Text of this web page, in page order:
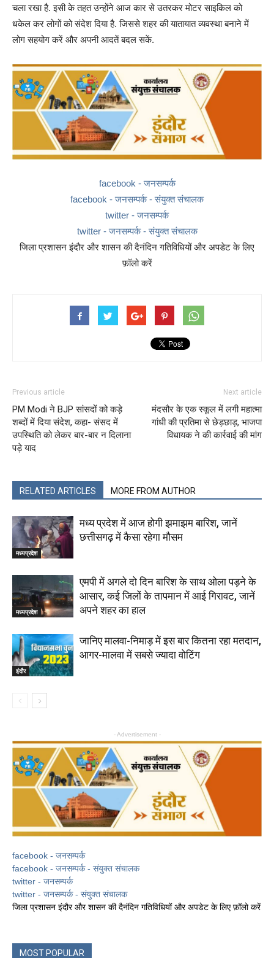
चला रखा है. इसी के तहत उन्होंने आज कार से उतरकर मोटर साइकिल को
धकेल कर लोगों को संदेश दिया है. जिससे शहर की यातायात व्यवस्था बनाने में
लोग सहयोग करें और अपनी आदतें बदल सकें.
facebook - जनसम्पर्क
facebook - जनसम्पर्क - संयुक्त संचालक
twitter - जनसम्पर्क
twitter - जनसम्पर्क - संयुक्त संचालक
जिला प्रशासन इंदौर और शासन की दैनंदिन गतिविधियों और अपडेट के लिए
फ़ॉलो करें
Previous article
PM Modi ने BJP सांसदों को कड़े
शब्दों में दिया संदेश, कहा- संसद में
उपस्थिति को लेकर बार-बार न दिलाना
पड़े याद
Next article
मंदसौर के एक स्कूल में लगी महात्मा
गांधी की प्रतिमा से छेड़छाड़, भाजपा
विधायक ने की कार्रवाई की मांग
RELATED ARTICLES MORE FROM AUTHOR
मध्यप्रदेश
मध्य प्रदेश में आज होगी झमाझम बारिश, जानें
छत्तीसगढ़ में कैसा रहेगा मौसम
मध्यप्रदेश
एमपी में अगले दो दिन बारिश के साथ ओला पड़ने के
आसार, कई जिलों के तापमान में आई गिरावट, जानें
अपने शहर का हाल
इंदौर
जानिए मालवा-निमाड़ में इस बार कितना रहा मतदान,
आगर-मालवा में सबसे ज्यादा वोटिंग
- Advertisement -
facebook - जनसम्पर्क
facebook - जनसम्पर्क - संयुक्त संचालक
twitter - जनसम्पर्क
twitter - जनसम्पर्क - संयुक्त संचालक
जिला प्रशासन इंदौर और शासन की दैनंदिन गतिविधियों और अपडेट के लिए फ़ॉलो करें
MOST POPULAR